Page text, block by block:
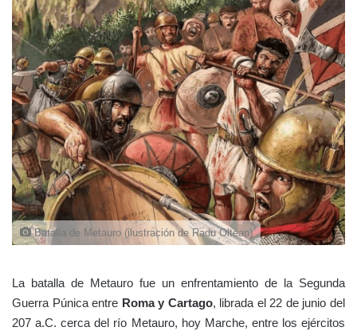
Batalla de Metauro (ilustración de Radu Oltean)
La batalla de Metauro fue un enfrentamiento de la Segunda
Guerra Púnica entre Roma y Cartago, librada el 22 de junio del
207 a.C. cerca del río Metauro, hoy Marche, entre los ejércitos